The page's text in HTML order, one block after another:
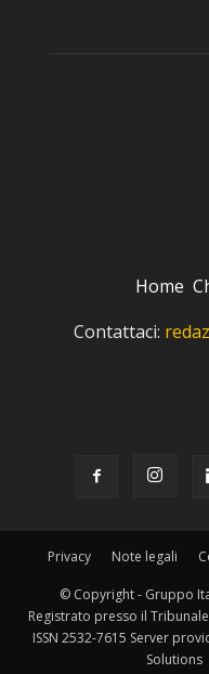
Home
Contattaci:
Privacy Note legali
© Copyright - Gruppo
Registrato presso il
ISSN 2532-7615 Server